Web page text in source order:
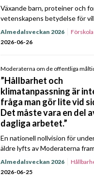
Växande barn, proteiner och
vetenskapens betydelse för
slutändan ska serveras landets
Sverigedemokraterna tog
Almedalsveckan 2026
2026-06-26
Moderaterna om de offentliga
”Hållbarhet och
klimatanpassning är
fråga man gör lite vid
Det måste vara en del
dagliga arbetet.”
En nationell nollvision för
äldre lyfts av Moderaterna
fråga framåt, i partiets politik
måltider. Det, bland annat,
Almedalsveckan 2026
2026-06-25